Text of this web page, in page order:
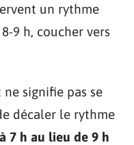
un rythme
9 h, coucher vers
signifie pas se
décaler le rythme
7 h au lieu de 9 h